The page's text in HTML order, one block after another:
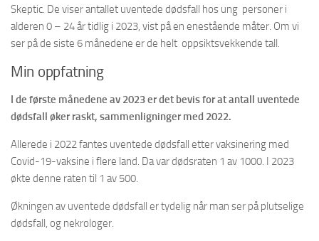
Skeptic. De viser antallet uventede dødsfall hos ung personer i
alderen 0 – 24 år tidlig i 2023, vist på en enestående måter. Om vi
ser på de siste 6 månedene er de helt oppsiktsvekkende tall.
Min oppfatning
I de første månedene av 2023 er det bevis for at antall uventede
dødsfall øker raskt, sammenligninger med 2022.
Allerede i 2022 fantes uventede dødsfall etter vaksinering med
Covid-19-vaksine i flere land. Da var dødsraten 1 av 1000. I 2023
økte denne raten til 1 av 500.
Økningen av uventede dødsfall er tydelig når man ser på plutselige
dødsfall, og nekrologer.